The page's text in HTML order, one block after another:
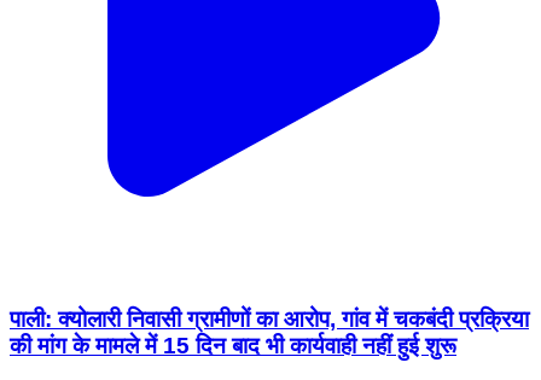
पाली: क्योलारी निवासी ग्रामीणों का आरोप, गांव में चकबंदी प्रक्रिया
की मांग के मामले में 15 दिन बाद भी कार्यवाही नहीं हुई शुरू